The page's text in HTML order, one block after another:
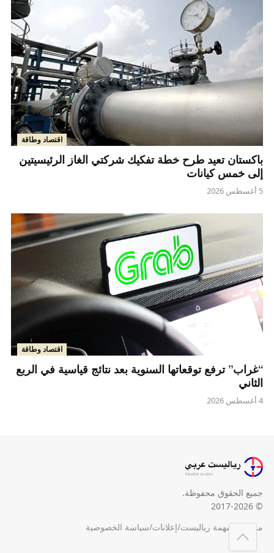
اقتصاد وطاقة
باكستان تعيد طرح خطة تفكيك شركتي الغاز الرئيسيتين
إلى خمس كيانات
5 أغسطس 2026
اقتصاد وطاقة
“غراب” ترفع توقعاتها السنوية بعد نتائج قياسية في الربع
الثاني
4 أغسطس 2026
جميع الحقوق محفوظة.
© 2017-2026
من نحن/مهمة رياليست/إعلانات/سياسة الخصوصية